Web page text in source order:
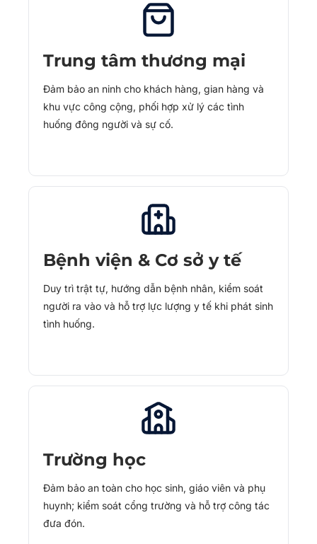
Trung tâm thương mại
Đảm bảo an ninh cho khách hàng, gian hàng và
khu vực công cộng, phối hợp xử lý các tình
huống đông người và sự cố.
Bệnh viện & Cơ sở y tế
Duy trì trật tự, hướng dẫn bệnh nhân, kiểm soát
người ra vào và hỗ trợ lực lượng y tế khi phát sinh
tình huống.
Trường học
Đảm bảo an toàn cho học sinh, giáo viên và phụ
huynh; kiểm soát cổng trường và hỗ trợ công tác
đưa đón.